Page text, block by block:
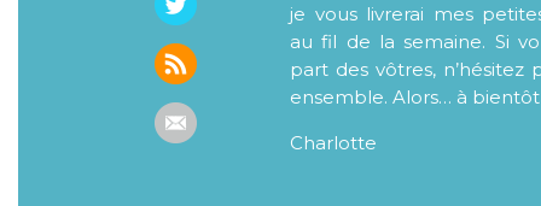
je vous livrerai mes
au fil de la semaine. Si
part des vôtres, n’hésitez
ensemble. Alors… à bientôt
Charlotte